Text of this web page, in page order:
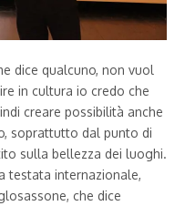
dice qualcuno, non vuol
in cultura io credo che
creare possibilità anche
soprattutto dal punto di
sulla bellezza dei luoghi.
testata internazionale,
che dice